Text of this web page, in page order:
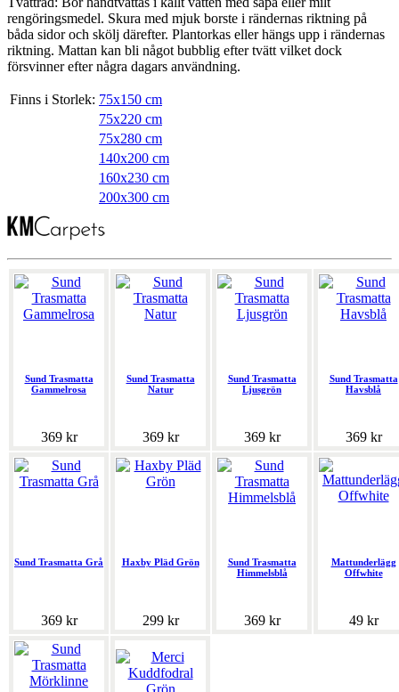
rengöringsmedel. Skura med mjuk borste i rändernas riktning på
båda sidor och skölj därefter. Plantorkas eller hängs upp i rändernas
riktning. Mattan kan bli något bubblig efter tvätt vilket dock
försvinner efter några dagars användning.
Finns i Storlek: 75x150 cm
75x220 cm
75x280 cm
140x200 cm
160x230 cm
200x300 cm
Sund Trasmatta
Gammelrosa
369 kr
Sund Trasmatta
Natur
369 kr
Sund Trasmatta
Ljusgrön
369 kr
Sund Trasmatta
Havsblå
369 kr
Sund Trasmatta Grå
369 kr
Haxby Pläd Grön
299 kr
Sund Trasmatta
Himmelsblå
369 kr
Mattunderlägg
Offwhite
49 kr